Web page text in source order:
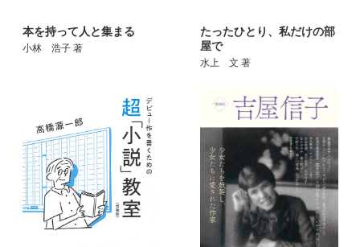
本を持って人と集まる
小林 浩子 著
たったひとり、私だけの部
屋で
水上 文 著